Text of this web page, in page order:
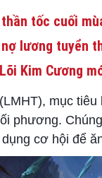
tốc cuối
lương tuyển
Kim Cương
mục
phương.
cơ hội để